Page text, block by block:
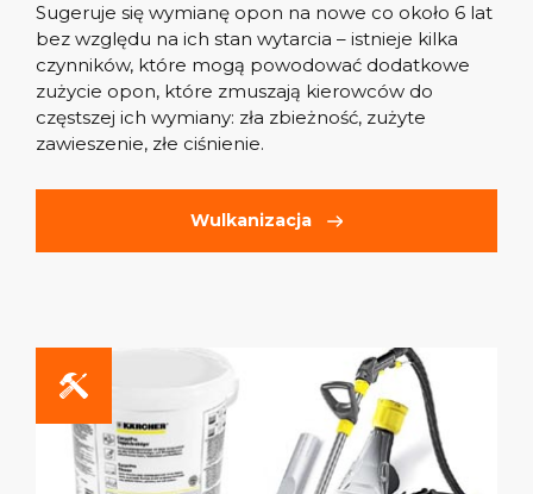
Sugeruje się wymianę opon na nowe co około 6 lat
bez względu na ich stan wytarcia – istnieje kilka
czynników, które mogą powodować dodatkowe
zużycie opon, które zmuszają kierowców do
częstszej ich wymiany: zła zbieżność, zużyte
zawieszenie, złe ciśnienie.
Wulkanizacja